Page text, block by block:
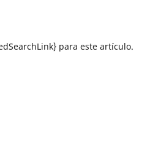
para este artículo.